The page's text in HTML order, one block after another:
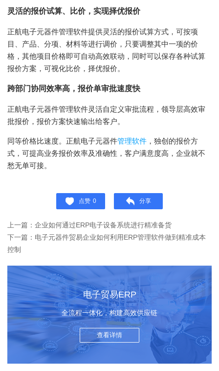
灵活的报价试算、比价，实现择优报价
正航电子元器件管理软件提供灵活的报价试算方式，可按项
目、产品、分项、材料等进行调价，只要调整其中一项的价
格，其他项目价格即可自动高效联动，同时可以保存各种试算
报价方案，可视化比价，择优报价。
跨部门协同效率高，报价单审批速度快
正航电子元器件管理软件灵活自定义审批流程，领导层高效审
批报价，报价方案快速输出给客户。
同等价格比速度。正航电子元器件管理软件 ，独创的报价方
式，可提高业务报价效率及准确性，客户满意度高，企业就不
愁无单可接。
点赞 0 分享
上一篇：企业如何通过ERP电子设备系统进行精准备货
下一篇：电子元器件贸易企业如何利用ERP管理软件做到精准成本
控制
电子贸易ERP
全流程一体化，构建高效供应链
查看详情